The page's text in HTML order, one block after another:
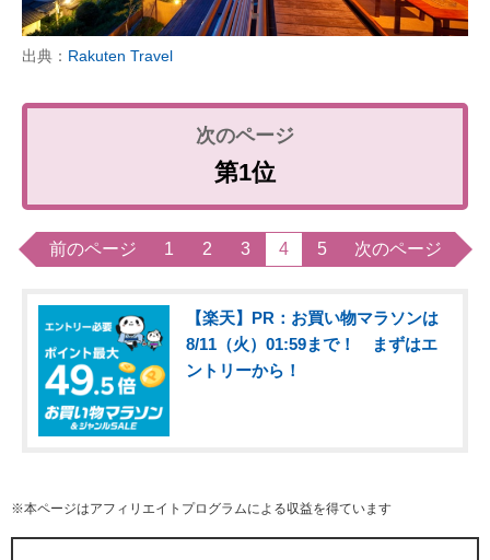
出典： Rakuten Travel
第1位
前のページ 1 2 3 4 5 次のページ
【楽天】PR：お買い物マラソンは
8/11（火）01:59まで！ まずはエ
ントリーから！
※本ページはアフィリエイトプログラムによる収益を得ています